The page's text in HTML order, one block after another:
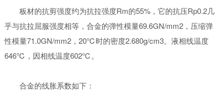
板材的抗剪强度约为抗拉强度Rm的55%，它的抗压Rp0.2几
乎与抗拉屈服强度相等，合金的弹性模量69.6GN/mm2，压缩弹
性模量71.0GN/mm2，20℃时的密度2.680g/cm3。液相线温度
646℃，因相线温度602℃。
合金的线胀系数如下：